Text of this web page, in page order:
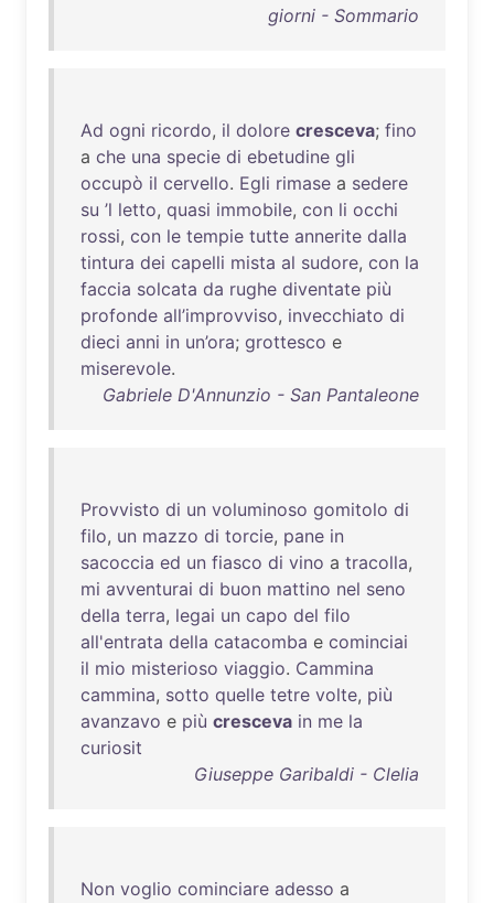
giorni - Sommario
Ad ogni ricordo, il dolore cresceva; fino
a che una specie di ebetudine gli
occupò il cervello. Egli rimase a sedere
su ’l letto, quasi immobile, con li occhi
rossi, con le tempie tutte annerite dalla
tintura dei capelli mista al sudore, con la
faccia solcata da rughe diventate più
profonde all’improvviso, invecchiato di
dieci anni in un’ora; grottesco e
miserevole.
Gabriele D'Annunzio - San Pantaleone
Provvisto di un voluminoso gomitolo di
filo, un mazzo di torcie, pane in
sacoccia ed un fiasco di vino a tracolla,
mi avventurai di buon mattino nel seno
della terra, legai un capo del filo
all'entrata della catacomba e cominciai
il mio misterioso viaggio. Cammina
cammina, sotto quelle tetre volte, più
avanzavo e più cresceva in me la
curiosit
Giuseppe Garibaldi - Clelia
Non voglio cominciare adesso a